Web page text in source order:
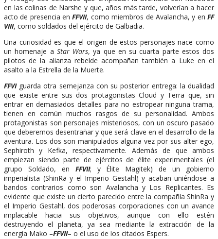
en las colinas de Narshe y que, años más tarde, volverían a hacer
acto de presencia enFFVII, como miembros de Avalancha, y enFF
VIII, como soldados del ejército de Galbadia.
Una curiosidad es que el origen de estos personajes nace como
un homenaje a Star Wars, ya que en su cuarta parte estos dos
pilotos de la alianza rebelde acompañan también a Luke en el
asalto a la Estrella de la Muerte.
FFVI guarda otra semejanza con su posterior entrega: la dualidad
que existe entre sus dos protagonistas Cloud y Terra que, sin
entrar en demasiados detalles para no estropear ninguna trama,
tienen en común muchos rasgos de su personalidad. Ambos
protagonistas son personajes misteriosos, con un oscuro pasado
que deberemos desentrañar y que será clave en el desarrollo de la
aventura. Los dos son manipulados alguna vez por sus alter ego,
Sephiroth y Kefka, respectivamente. Además de que ambos
empiezan siendo parte de ejércitos de élite experimentales (el
grupo Soldado, en FFVII; y Élite Magitek) de un gobierno
imperialista (ShinRa y el Imperio Gestahl) y acaban uniéndose a
bandos contrarios como son Avalancha y Los Replicantes. Es
evidente que existe un cierto parecido entre la compañía ShinRa y
el Imperio Gestahl, dos poderosas corporaciones con un avance
implacable hacia sus objetivos, aunque con ello estén
destruyendo el planeta, ya sea mediante la extracción de la
energía Mako –FFVII– o el uso de los citados Espers.